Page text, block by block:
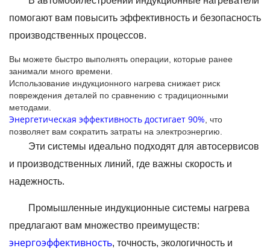
помогают вам повысить эффективность и безопасность
производственных процессов.
Вы можете быстро выполнять операции, которые ранее
занимали много времени.
Использование индукционного нагрева снижает риск
повреждения деталей по сравнению с традиционными
методами.
Энергетическая эффективность достигает 90% , что
позволяет вам сократить затраты на электроэнергию.
Эти системы идеально подходят для автосервисов
и производственных линий, где важны скорость и
надежность.
Промышленные индукционные системы нагрева
предлагают вам множество преимуществ:
энергоэффективность, точность, экологичность и